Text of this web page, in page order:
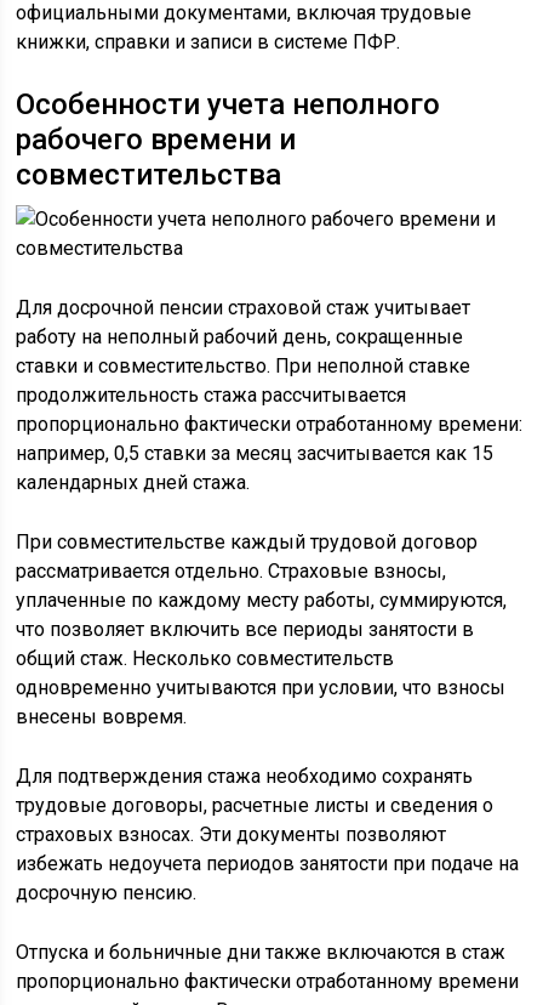
официальными документами, включая трудовые
книжки, справки и записи в системе ПФР.
Особенности учета неполного
рабочего времени и
совместительства
Для досрочной пенсии страховой стаж учитывает
работу на неполный рабочий день, сокращенные
ставки и совместительство. При неполной ставке
продолжительность стажа рассчитывается
пропорционально фактически отработанному времени:
например, 0,5 ставки за месяц засчитывается как 15
календарных дней стажа.
При совместительстве каждый трудовой договор
рассматривается отдельно. Страховые взносы,
уплаченные по каждому месту работы, суммируются,
что позволяет включить все периоды занятости в
общий стаж. Несколько совместительств
одновременно учитываются при условии, что взносы
внесены вовремя.
Для подтверждения стажа необходимо сохранять
трудовые договоры, расчетные листы и сведения о
страховых взносах. Эти документы позволяют
избежать недоучета периодов занятости при подаче на
досрочную пенсию.
Отпуска и больничные дни также включаются в стаж
пропорционально фактически отработанному времени